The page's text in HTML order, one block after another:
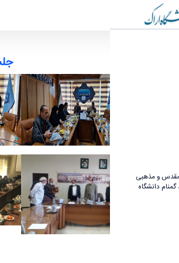
مقدس و مذهبی
دانشگاه